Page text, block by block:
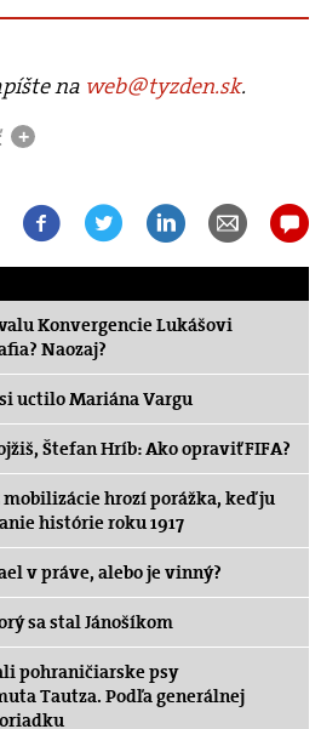
na web@tyzden.sk.
+
Konvergencie Lukášovi
Naozaj?
uctilo Mariána Vargu
Štefan Hríb: Ako opraviť FIFA?
hrozí porážka, keď ju
histórie roku 1917
v práve, alebo je vinný?
sa stal Jánošíkom
pohraničiarske psy
Tautza. Podľa generálnej